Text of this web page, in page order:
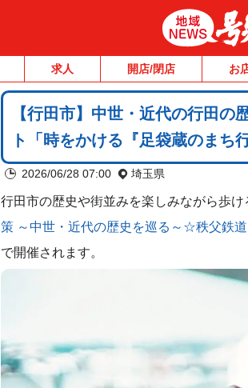
求人 開店/閉店 お
【行田市】中世・近代の行田
ト「時をかける『足袋蔵のまち
2026/06/28 07:00 埼玉県
行田市の歴史や街並みを楽しみながら歩
策 ～中世・近代の歴史を巡る～☆秩父鉄
で開催されます。